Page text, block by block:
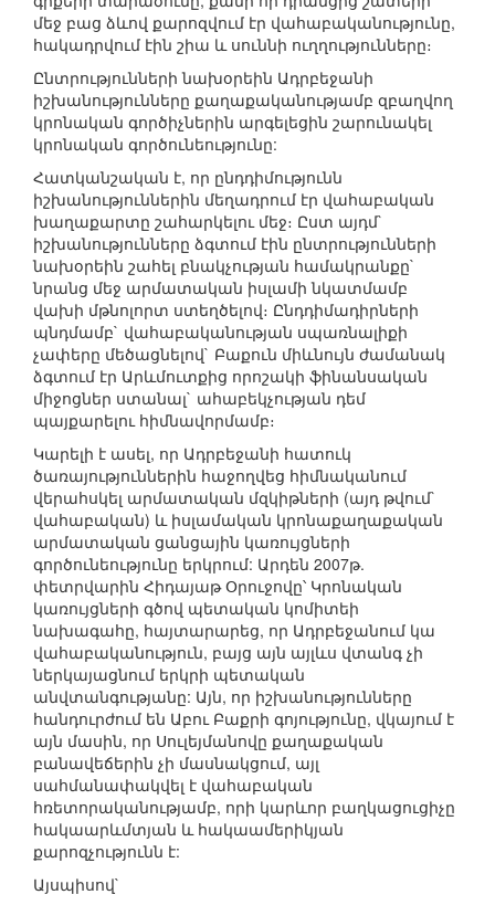
մեջ բաց ձևով քարոզվում էր վահաբականությունը,
հակադրվում էին շիա և սուննի ուղղությունները։
Ընտրությունների նախօրեին Ադրբեջանի
իշխանությունները քաղաքականությամբ զբաղվող
կրոնական գործիչներին արգելեցին շարունակել
կրոնական գործունեությունը:
Հատկանշական է, որ ընդդիմությունն
իշխանություններին մեղադրում էր վահաբական
խաղաքարտը շահարկելու մեջ։ Ըստ այդմ`
իշխանությունները ձգտում էին ընտրությունների
նախօրեին շահել բնակչության համակրանքը`
նրանց մեջ արմատական իսլամի նկատմամբ
վախի մթնոլորտ ստեղծելով։ Ընդդիմադիրների
պնդմամբ` վահաբականության սպառնալիքի
չափերը մեծացնելով` Բաքուն միևնույն ժամանակ
ձգտում էր Արևմուտքից որոշակի ֆինանսական
միջոցներ ստանալ` ահաբեկչության դեմ
պայքարելու հիմնավորմամբ։
Կարելի է ասել, որ Ադրբեջանի հատուկ
ծառայություններին հաջողվեց հիմնականում
վերահսկել արմատական մզկիթների (այդ թվում`
վահաբական) և իսլամական կրոնաքաղաքական
արմատական ցանցային կառույցների
գործունեությունը երկրում: Արդեն 2007թ.
փետրվարին Հիդայաթ Օրուջովը՝ Կրոնական
կառույցների գծով պետական կոմիտեի
նախագահը, հայտարարեց, որ Ադրբեջանում կա
վահաբականություն, բայց այն այլևս վտանգ չի
ներկայացնում երկրի պետական
անվտանգությանը: Այն, որ իշխանությունները
հանդուրժում են Աբու Բաքրի գոյությունը, վկայում է
այն մասին, որ Սուլեյմանովը քաղաքական
բանավեճերին չի մասնակցում, այլ
սահմանափակվել է վահաբական
հռետորականությամբ, որի կարևոր բաղկացուցիչը
հակաարևմտյան և հակաամերիկյան
քարոզչությունն է:
Այսպիսով`